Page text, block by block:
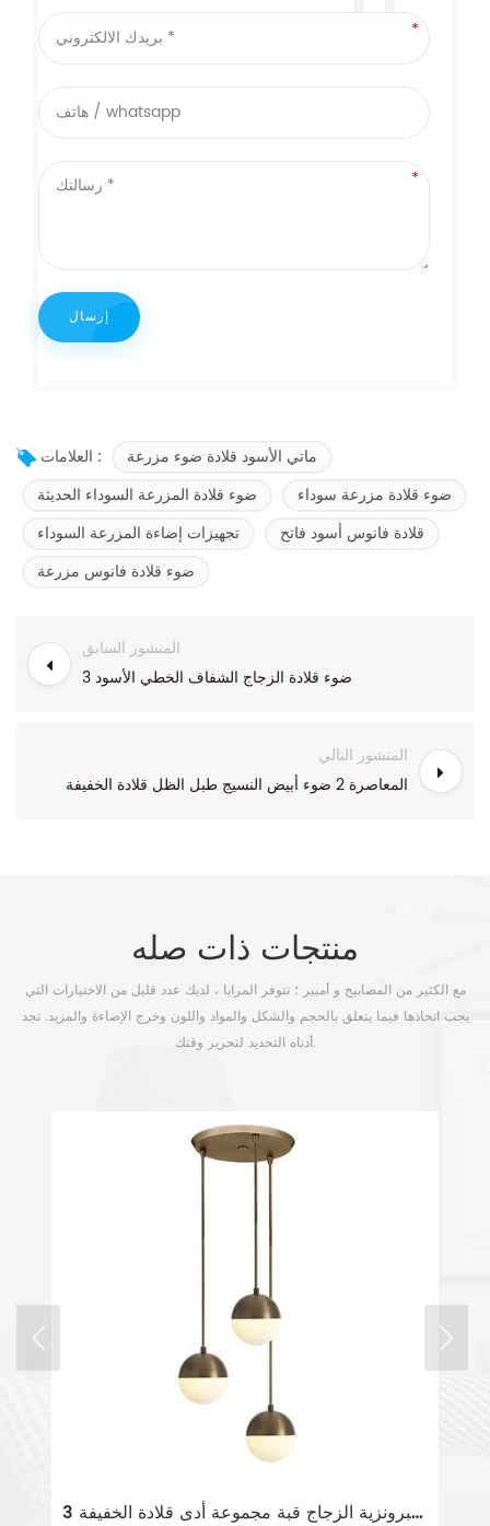
العلامات :
ماتي الأسود قلادة ضوء مزرعة
ضوء قلادة المزرعة السوداء الحديثة
ضوء قلادة مزرعة سوداء
تجهيزات إضاءة المزرعة السوداء
قلادة فانوس أسود فاتح
ضوء قلادة فانوس مزرعة
المنشور السابق
ضوء قلادة الزجاج الشفاف الخطي الأسود 3
المنشور التالي
المعاصرة 2 ضوء أبيض النسيج طبل الظل قلادة الخفيفة
منتجات ذات صله
مع الكثير من المصابيح و أمبير ؛ تتوفر المرايا ، لديك عدد قليل من الاختيارات التي
يجب اتخاذها فيما يتعلق بالحجم والشكل والمواد واللون وخرج الإضاءة والمزيد. تجد
أدناه التحديد لتحرير وقتك.
ضوء معلق على شكل طبل معلق على الحائط ذهبي اللون